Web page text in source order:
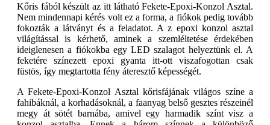
Kőris fából készült az itt látható Fekete-Epoxi-Konzol Asztal.
Nem mindennapi kérés volt ez a forma, a fiókok pedig tovább
fokozták a látványt és a feladatot. A z epoxi konzol asztal
világítással is kérhető, aminek a szemléltetése érdekében
ideiglenesen a fiókokba egy LED szalagot helyeztünk el. A
feketére színezett epoxi gyanta itt-ott viszafogottan csak
füstös, így megtartotta fény áteresztő képességét.
A Fekete-Epoxi-Konzol Asztal kőrisfájának világos színe a
fahibáknál, a korhadásoknál, a faanyag belső gesztes részeinél
megy át sötét barnába, amivel egy harmadik színt visz a